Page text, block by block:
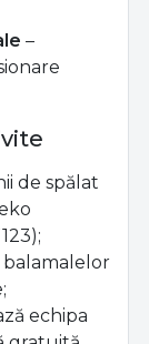
–
de spălat
balamalelor
echipa